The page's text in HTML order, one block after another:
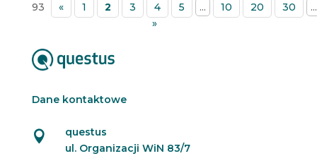
93
« 1 2 3 4 5 ... 10 20 30
...
»
Dane kontaktowe

questus
ul. Organizacji WiN 83/7